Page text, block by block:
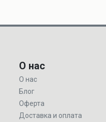
О нас
О нас
Блог
Оферта
Доставка и оплата